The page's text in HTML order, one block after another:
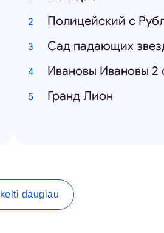
Полицейский с
Сад падающих
Ивановы Ивановы 2
Гранд Лион
Įkelti daugiau